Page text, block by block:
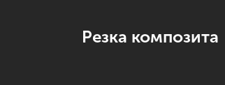
Резка композита